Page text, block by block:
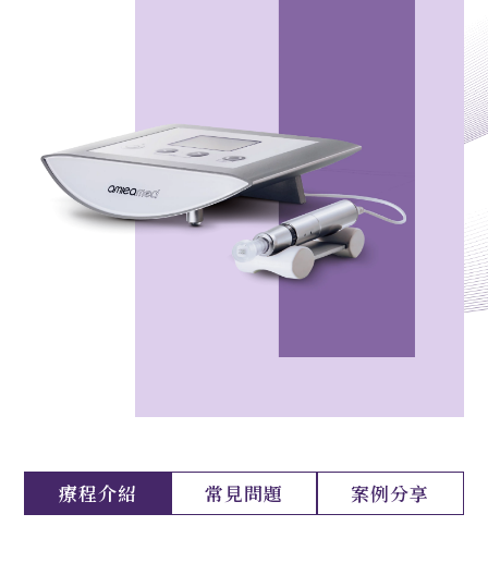
療程介紹 常見問題 案例分享